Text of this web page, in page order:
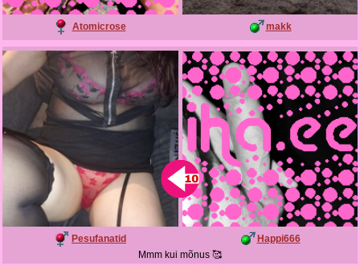
Atomicrose makk
Pesufanatid
Happi666
Mmm kui mõnus 🥰